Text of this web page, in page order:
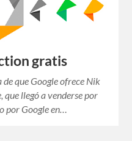
gratis
de que Google ofrece Nik
llegó a venderse por
Google en…